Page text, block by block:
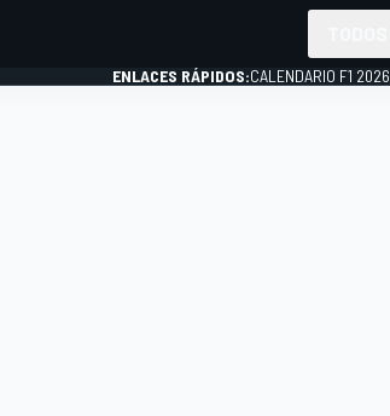
ENLACES RÁPIDOS:CALENDARIO F1 2026